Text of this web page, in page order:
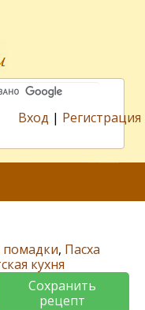
Вход | Регистрация
помадки, Пасха
кухня
Сохранить
рецепт